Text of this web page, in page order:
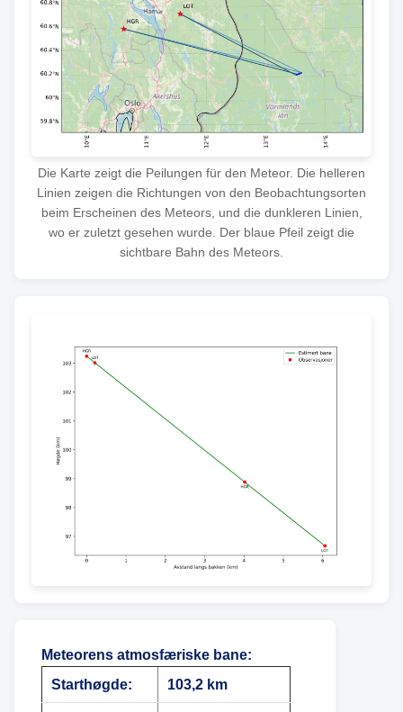
Die Karte zeigt die Peilungen für den Meteor. Die helleren
Linien zeigen die Richtungen von den Beobachtungsorten
beim Erscheinen des Meteors, und die dunkleren Linien,
wo er zuletzt gesehen wurde. Der blaue Pfeil zeigt die
sichtbare Bahn des Meteors.
Meteorens atmosfæriske bane:
Starthøgde:
103,2 km